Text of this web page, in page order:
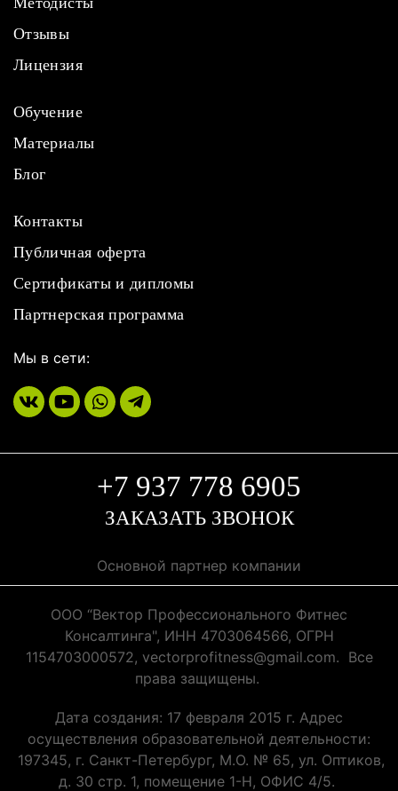
Отзывы
Лицензия
Обучение
Материалы
Блог
Контакты
Публичная оферта
Сертификаты и дипломы
Партнерская программа
Мы в сети:
+7 937 778 6905
ЗАКАЗАТЬ ЗВОНОК
Основной партнер компании
ООО “Вектор Профессионального Фитнес
Консалтинга", ИНН 4703064566, ОГРН
1154703000572, vectorprofitness@gmail.com. Все
права защищены.
Дата создания: 17 февраля 2015 г. Адрес
осуществления образовательной деятельности:
197345, г. Санкт-Петербург, М.О. № 65, ул. Оптиков,
д. 30 стр. 1, помещение 1-Н, ОФИС 4/5.